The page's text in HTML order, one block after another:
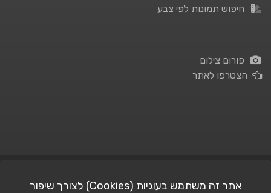
חיפוש תמונות לפי צבע
פורום צילום
הצטרפו לאתר
אתר זה משתמש בעוגיות (Cookies) לצורך שיפור